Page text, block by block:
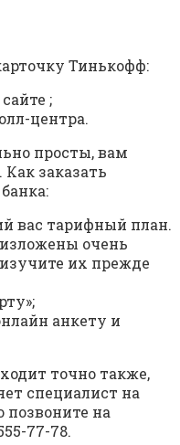
Тинькофф:
;
центра.
просты, вам
Как заказать
вас тарифный план.
очень
их прежде
анкету и
точно также,
специалист на
позвоните на
77-78.